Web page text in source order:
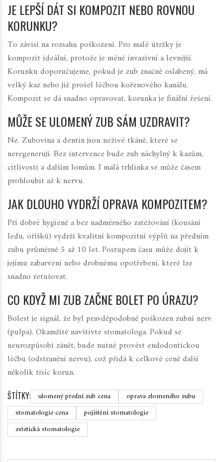
JE LEPŠÍ DÁT SI KOMPOZIT NEBO ROVNOU
KORUNKU?
To závisí na rozsahu poškození. Pro malé útržky je
kompozit ideální, protože je méně invazivní a levnější.
Korunku doporučujeme, pokud je zub značně oslabený, má
velký kaz nebo již prošel léčbou kořenového kanálu.
Kompozit se dá snadno opravovat, korunka je finální řešení.
MŮŽE SE ULOMENÝ ZUB SÁM UZDRAVIT?
Ne. Zubovina a dentin jsou neživé tkáně, které se
neregenerují. Bez intervence bude zub náchylný k kazům,
citlivosti a dalším lomům. I malá trhlinka se může časem
prohloubit až k nervu.
JAK DLOUHO VYDRŽÍ OPRAVA KOMPOZITEM?
Při dobré hygieně a bez nadměrného zatěžování (kousání
ledu, oříšků) vydrží kvalitní kompozitní výplň na předním
zubu průměrně 5 až 10 let. Postupem času může dojít k
jejímu zabarvení nebo drobnému opotřebení, které lze
snadno retušovat.
CO KDYŽ MI ZUB ZAČNE BOLET PO ÚRAZU?
Bolest je signál, že byl pravděpodobně poškozen zubní nerv
(pulpa). Okamžitě navštivte stomatologa. Pokud se
neurozpůsobí zánět, bude nutné provést endodontickou
léčbu (odstranění nervu), což přidá k celkové ceně další
několik tisíc korun.
ŠTÍTKY: ulomený přední zub cena
oprava zlomeného zubu
stomatologie cena
pojištění stomatologie
estetická stomatologie